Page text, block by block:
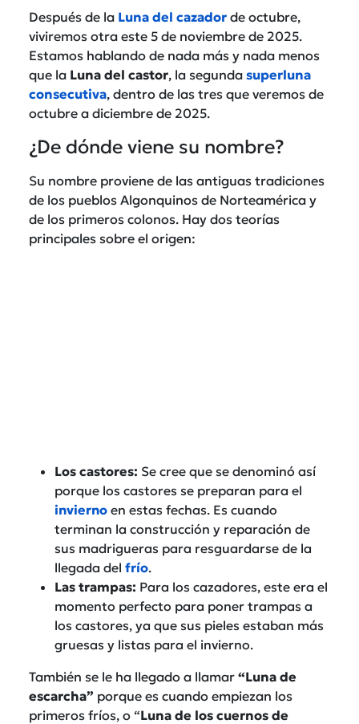
Después de la Luna del cazador de octubre,
viviremos otra este 5 de noviembre de 2025.
Estamos hablando de nada más y nada menos
que la Luna del castor, la segunda superluna
consecutiva, dentro de las tres que veremos de
octubre a diciembre de 2025.
¿De dónde viene su nombre?
Su nombre proviene de las antiguas tradiciones
de los pueblos Algonquinos de Norteamérica y
de los primeros colonos. Hay dos teorías
principales sobre el origen:
Los castores: Se cree que se denominó así
porque los castores se preparan para el
invierno en estas fechas. Es cuando
terminan la construcción y reparación de
sus madrigueras para resguardarse de la
llegada del frío.
Las trampas: Para los cazadores, este era el
momento perfecto para poner trampas a
los castores, ya que sus pieles estaban más
gruesas y listas para el invierno.
También se le ha llegado a llamar “Luna de
escarcha” porque es cuando empiezan los
primeros fríos, o “Luna de los cuernos de